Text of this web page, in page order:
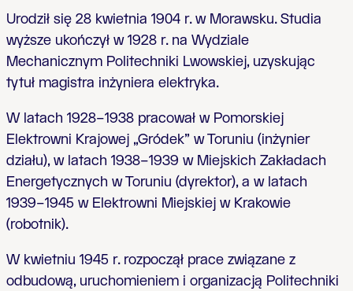
Urodził się 28 kwietnia 1904 r. w Morawsku. Studia
wyższe ukończył w 1928 r. na Wydziale
Mechanicznym Politechniki Lwowskiej, uzyskując
tytuł magistra inżyniera elektryka.
W latach 1928–1938 pracował w Pomorskiej
Elektrowni Krajowej „Gródek” w Toruniu (inżynier
działu), w latach 1938–1939 w Miejskich Zakładach
Energetycznych w Toruniu (dyrektor), a w latach
1939–1945 w Elektrowni Miejskiej w Krakowie
(robotnik).
W kwietniu 1945 r. rozpoczął prace związane z
odbudową, uruchomieniem i organizacją Politechniki